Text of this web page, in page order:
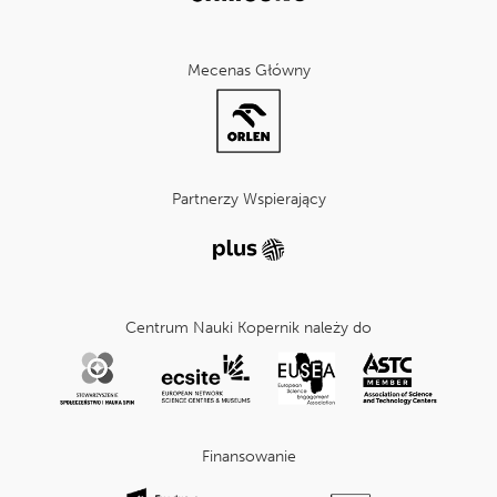
Mecenas Główny
Partnerzy Wspierający
Centrum Nauki Kopernik należy do
Finansowanie